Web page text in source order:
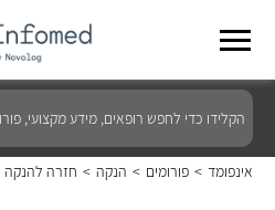
הקלידו
כדי
לחפש
רופאים,
מידע
אינפומד > פורומים > הנקה > חזרה